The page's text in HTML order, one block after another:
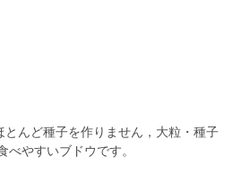
とんど種子を作りません，大粒・種子
べやすいブドウです。